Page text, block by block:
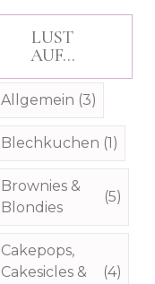
LUST
AUF...
Allgemein (3)
Blechkuchen (1)
Brownies &
Blondies
(5)
Cakepops,
Cakesicles &
(4)